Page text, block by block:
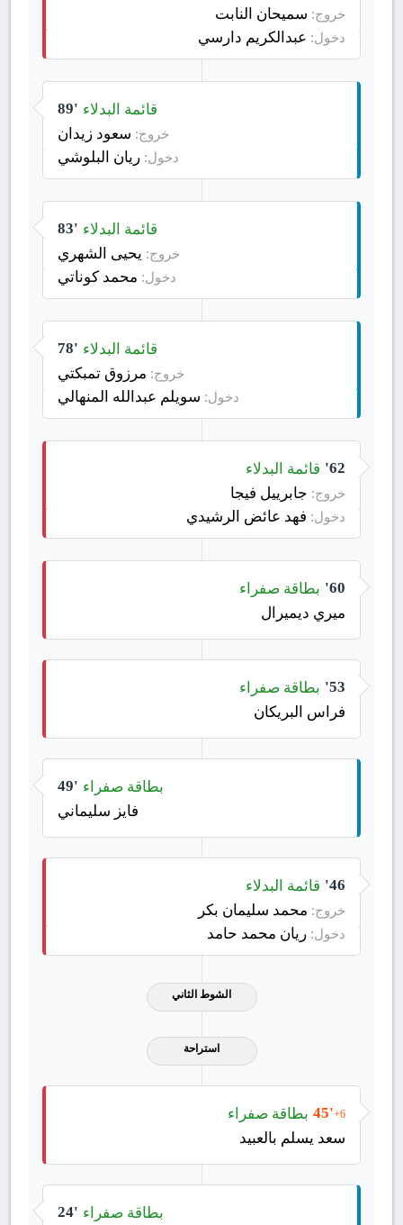
خروج: سميحان النابت
دخول: عبدالكريم دارسي
89' قائمة البدلاء
خروج: سعود زيدان
دخول: ريان البلوشي
83' قائمة البدلاء
خروج: يحيى الشهري
دخول: محمد كوناتي
78' قائمة البدلاء
خروج: مرزوق تمبكتي
دخول: سويلم عبدالله المنهالي
62' قائمة البدلاء
خروج: جابرييل فيجا
دخول: فهد عائض الرشيدي
60' بطاقة صفراء
ميري ديميرال
53' بطاقة صفراء
فراس البريكان
49' بطاقة صفراء
فايز سليماني
46' قائمة البدلاء
خروج: محمد سليمان بكر
دخول: ريان محمد حامد
الشوط الثاني
استراحة
45'+6
بطاقة صفراء
سعد يسلم بالعبيد
24' بطاقة صفراء